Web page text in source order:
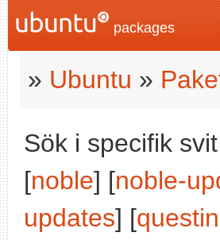
packages
» Ubuntu »
Sök i specifik
[noble] [noble-
updates] [